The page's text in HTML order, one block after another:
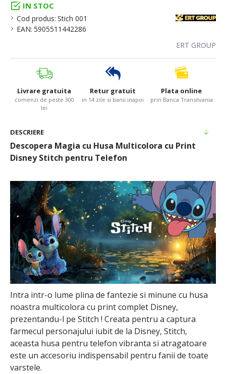
IN STOC
Cod produs: Stich 001
EAN: 5905511442286
ERT GROUP
Livrare gratuita
comenzi de peste 300
lei
Retur gratuit
in 14 zile si banii inapoi
Plata online
prin Banca Transilvania
DESCRIERE
Descopera Magia cu Husa Multicolora cu Print
Disney Stitch pentru Telefon
Intra intr-o lume plina de fantezie si minune cu husa
noastra multicolora cu print complet Disney,
prezentandu-l pe Stitch ! Creata pentru a captura
farmecul personajului iubit de la Disney, Stitch,
aceasta husa pentru telefon vibranta si atragatoare
este un accesoriu indispensabil pentru fanii de toate
varstele.